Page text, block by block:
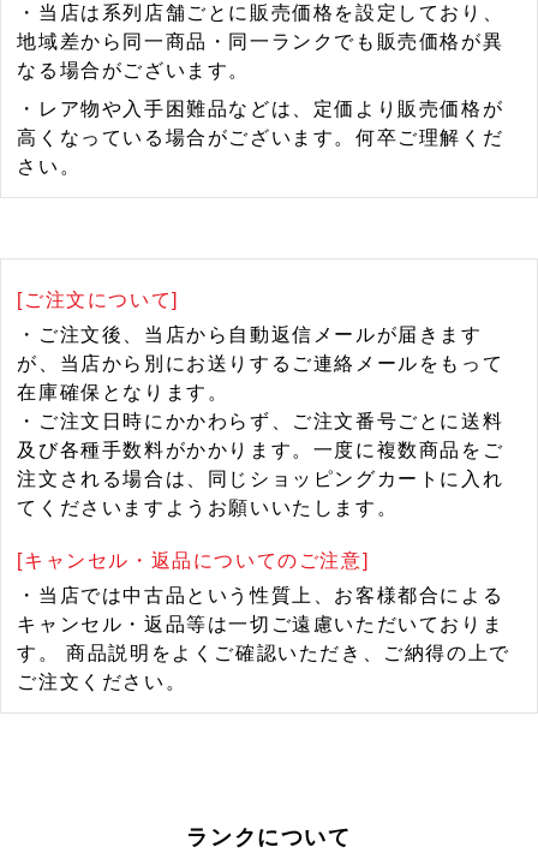
・当店は系列店舗ごとに販売価格を設定しており、
地域差から同一商品・同一ランクでも販売価格が異
なる場合がございます。
・レア物や入手困難品などは、定価より販売価格が
高くなっている場合がございます。何卒ご理解くだ
さい。
[ご注文について]
・ご注文後、当店から自動返信メールが届きます
が、当店から別にお送りするご連絡メールをもって
在庫確保となります。
・ご注文日時にかかわらず、ご注文番号ごとに送料
及び各種手数料がかかります。一度に複数商品をご
注文される場合は、同じショッピングカートに入れ
てくださいますようお願いいたします。
[キャンセル・返品についてのご注意]
・当店では中古品という性質上、お客様都合による
キャンセル・返品等は一切ご遠慮いただいておりま
す。 商品説明をよくご確認いただき、ご納得の上で
ご注文ください。
ランクについて